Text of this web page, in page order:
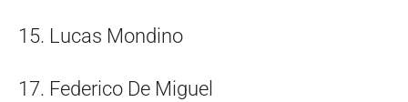
15. Lucas Mondino
17. Federico De Miguel